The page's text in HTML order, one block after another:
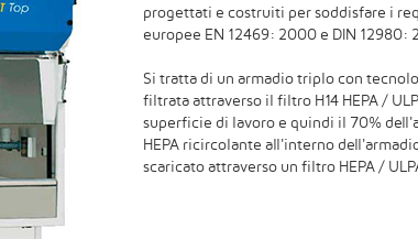
progettati e costruiti per soddisfare i
europee EN 12469: 2000 e DIN 12980:
Si tratta di un armadio triplo con
filtrata attraverso il filtro H14 HEPA /
superficie di lavoro e quindi il 70%
HEPA ricircolante all'interno
scaricato attraverso un filtro HEPA /